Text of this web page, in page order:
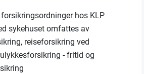
forsikringsordninger hos KLP
sykehuset omfattes av
reiseforsikring ved
- fritid og